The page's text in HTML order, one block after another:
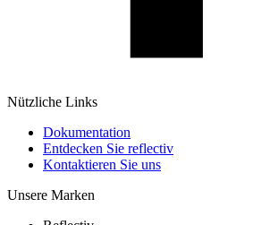
Nützliche Links
Dokumentation
Entdecken Sie reflectiv
Kontaktieren Sie uns
Unsere Marken